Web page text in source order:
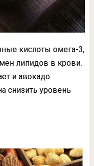
кислоты омега-3,
липидов в крови.
и авокадо.
снизить уровень